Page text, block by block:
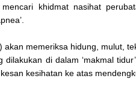
khidmat nasihat
akan memeriksa hidung, mulut,
di dalam ‘makmal
kesihatan ke atas